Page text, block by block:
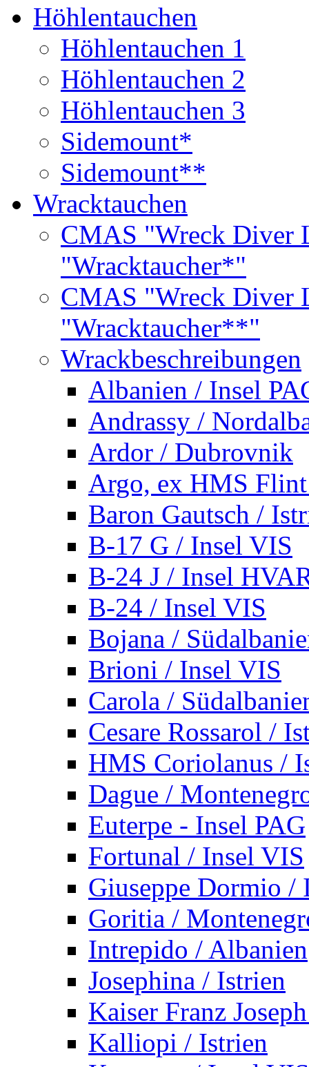
Höhlentauchen
Höhlentauchen 1
Höhlentauchen 2
Höhlentauchen 3
Sidemount*
Sidemount**
Wracktauchen
CMAS "Wreck Diver
"Wracktaucher*"
CMAS "Wreck Diver
"Wracktaucher**"
Wrackbeschreibungen
Albanien / Insel
Andrassy /
Ardor / Dubrovnik
Argo, ex HMS
Baron Gautsch /
B-17 G / Insel VIS
B-24 J / Insel
B-24 / Insel VIS
Bojana /
Brioni / Insel VIS
Carola /
Cesare Rossarol /
HMS Coriolanus /
Dague /
Euterpe - Insel PAG
Fortunal / Insel VIS
Giuseppe Dormio /
Goritia /
Intrepido / Albanien
Josephina / Istrien
Kaiser Franz
Kalliopi / Istrien